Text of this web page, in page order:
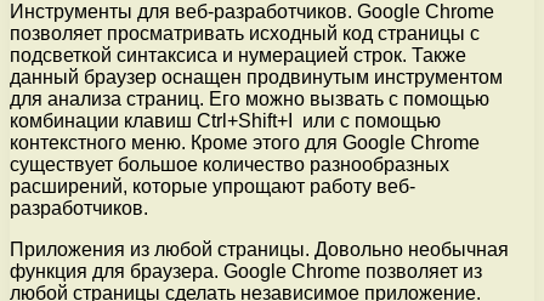
Инструменты для веб-разработчиков. Google Chrome
позволяет просматривать исходный код страницы с
подсветкой синтаксиса и нумерацией строк. Также
данный браузер оснащен продвинутым инструментом
для анализа страниц. Его можно вызвать с помощью
комбинации клавиш Ctrl+Shift+I или с помощью
контекстного меню. Кроме этого для Google Chrome
существует большое количество разнообразных
расширений, которые упрощают работу веб-
разработчиков.
Приложения из любой страницы. Довольно необычная
функция для браузера. Google Chrome позволяет из
любой страницы сделать независимое приложение.